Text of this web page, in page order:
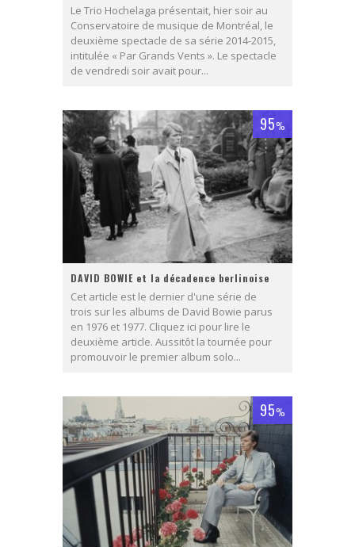
Le Trio Hochelaga présentait, hier soir au
Conservatoire de musique de Montréal, le
deuxième spectacle de sa série 2014-2015,
intitulée « Par Grands Vents ». Le spectacle
de vendredi soir avait pour...
95%
DAVID BOWIE et la décadence berlinoise
Cet article est le dernier d'une série de
trois sur les albums de David Bowie parus
en 1976 et 1977. Cliquez ici pour lire le
deuxième article. Aussitôt la tournée pour
promouvoir le premier album solo...
95%